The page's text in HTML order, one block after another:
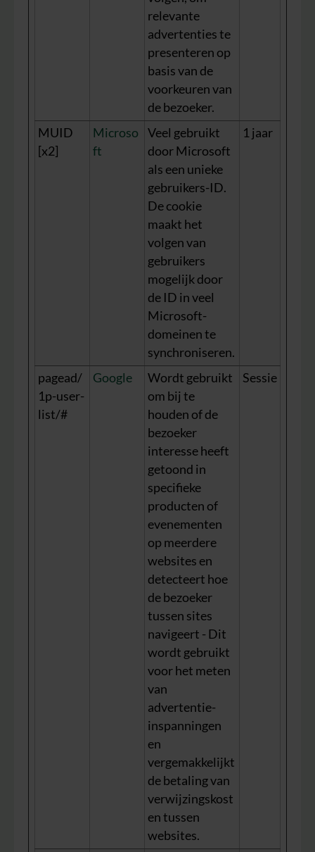
relevante
advertenties te
presenteren op
basis van de
voorkeuren van
de bezoeker.
MUID
[x2]
Microso
ft
Veel gebruikt
door Microsoft
als een unieke
gebruikers-ID.
De cookie
maakt het
volgen van
gebruikers
mogelijk door
de ID in veel
Microsoft-
domeinen te
synchroniseren.
1 jaar
pagead/
1p-user-
list/#
Google
Wordt gebruikt
om bij te
houden of de
bezoeker
interesse heeft
getoond in
specifieke
producten of
evenementen
op meerdere
websites en
detecteert hoe
de bezoeker
tussen sites
navigeert - Dit
wordt gebruikt
voor het meten
van
advertentie-
inspanningen
en
vergemakkelijkt
de betaling van
verwijzingskost
en tussen
websites.
Sessie